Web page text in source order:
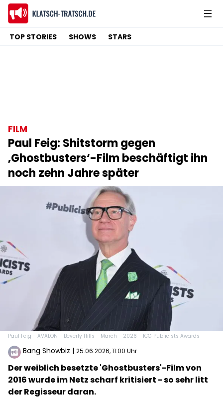
TOP STORIES SHOWS STARS
FILM
Paul Feig: Shitstorm gegen
‚Ghostbusters‘-Film beschäftigt ihn
noch zehn Jahre später
Paul Feig - AVALON - Beverly Hills - March - 2026 - ICG Publicists Awards
Bang Showbiz | 25.06.2026, 11:00 Uhr
Der weiblich besetzte 'Ghostbusters'-Film von
2016 wurde im Netz scharf kritisiert - so sehr litt
der Regisseur daran.